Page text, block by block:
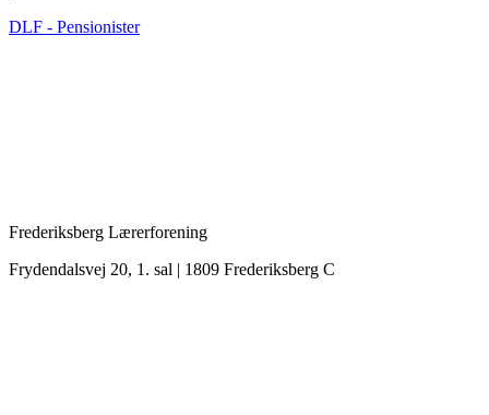
DLF - Pensionister
Frederiksberg Lærerforening
Frydendalsvej 20, 1. sal | 1809 Frederiksberg C